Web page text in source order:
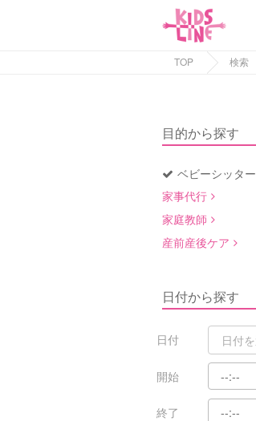
TOP 検索
目的から探す
ベビーシッター
家事代行
家庭教師
産前産後ケア
日付から探す
日付
開始
終了